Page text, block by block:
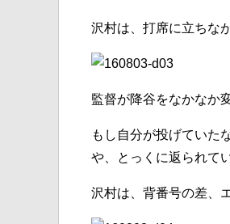
沢村は、打席に立ちな
監督が降谷をなかなか
もし自分が投げていた
や、とっくに返られて
沢村は、背番号の差、